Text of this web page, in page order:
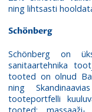
ning lihtsasti
Schönberg
Schönberg on
sanitaartehnika
tooted on olnud
ning
tooteportfelli